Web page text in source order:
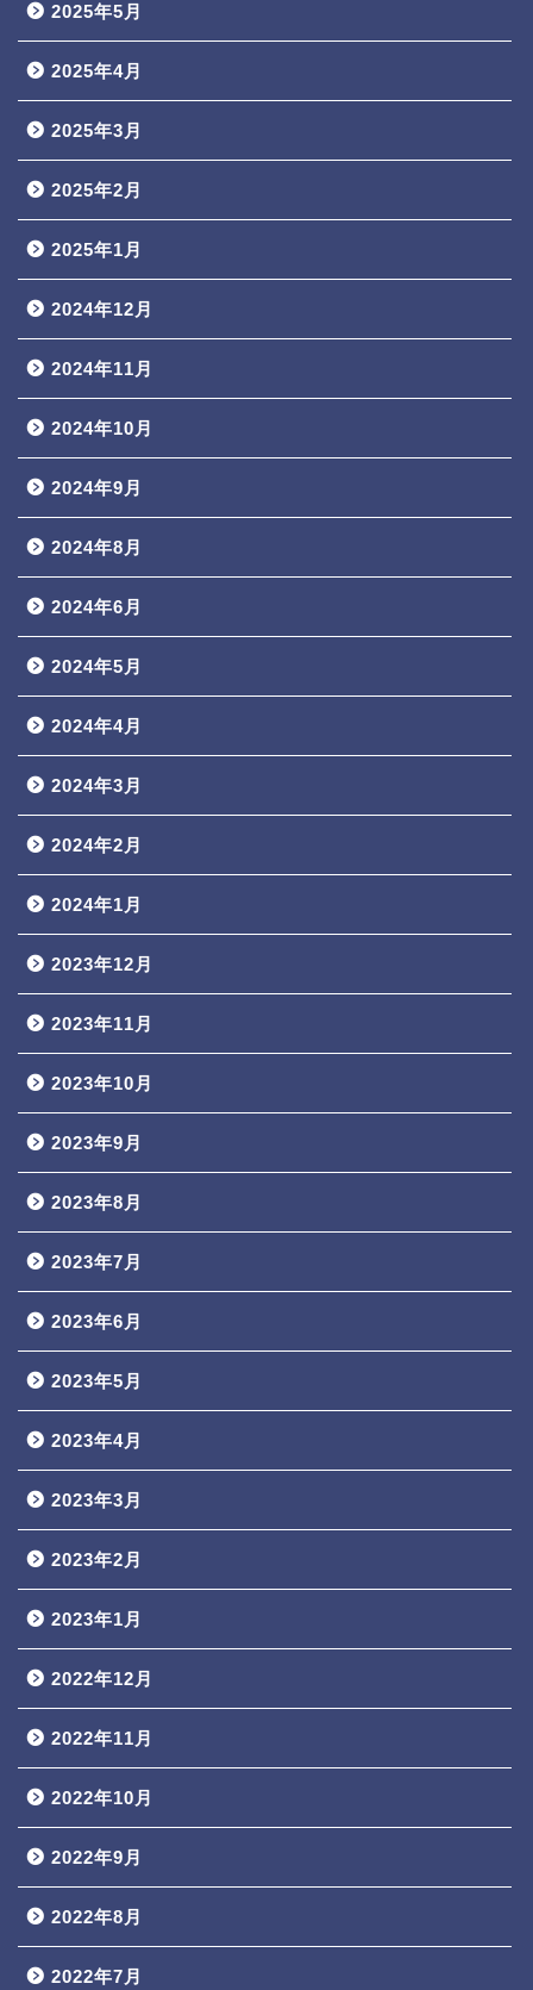
2025年5月
2025年4月
2025年3月
2025年2月
2025年1月
2024年12月
2024年11月
2024年10月
2024年9月
2024年8月
2024年6月
2024年5月
2024年4月
2024年3月
2024年2月
2024年1月
2023年12月
2023年11月
2023年10月
2023年9月
2023年8月
2023年7月
2023年6月
2023年5月
2023年4月
2023年3月
2023年2月
2023年1月
2022年12月
2022年11月
2022年10月
2022年9月
2022年8月
2022年7月